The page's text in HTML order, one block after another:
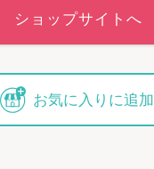
お気に入りに追加